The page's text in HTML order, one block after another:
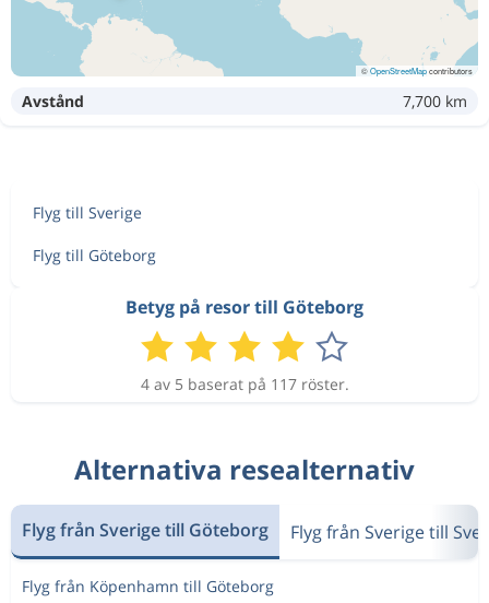
©OpenStreetMapcontributors
Avstånd 7,700 km
Flyg till Sverige
Flyg till Göteborg
Betyg på resor till Göteborg
4 av 5 baserat på 117 röster.
Alternativa resealternativ
Flyg från Sverige till Göteborg Flyg från Sverige till
Flyg från Köpenhamn till Göteborg